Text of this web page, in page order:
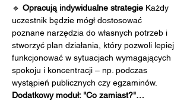
🔹 Opracują indywidualne strategie Każdy
uczestnik będzie mógł dostosować
poznane narzędzia do własnych potrzeb i
stworzyć plan działania, który pozwoli lepiej
funkcjonować w sytuacjach wymagających
spokoju i koncentracji – np. podczas
wystąpień publicznych czy egzaminów.
Dodatkowy moduł: "Co zamiast?"…